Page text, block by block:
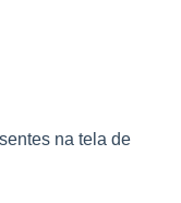
na tela de